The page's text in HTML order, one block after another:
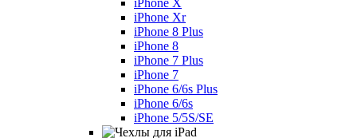
iPhone Xr
iPhone 8 Plus
iPhone 8
iPhone 7 Plus
iPhone 7
iPhone 6/6s Plus
iPhone 6/6s
iPhone 5/5S/SE